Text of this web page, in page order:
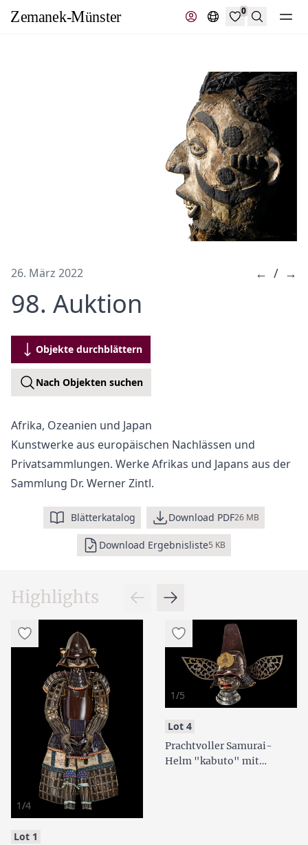
0
Suche
26. März 2022 ← / →
98. Auktion
Objekte durchblättern
Nach Objekten suchen
Afrika, Ozeanien und Japan
Kunstwerke aus europäischen Nachlässen und
Privatsammlungen. Werke Afrikas und Japans aus der
Sammlung Dr. Werner Zintl.
Blätterkatalog Download PDF26 MB
Download Ergebnisliste5 KB
Highlights
1/4
Lot 1
1/5
Lot 4:
Prachtvoller Samurai-
Helm "kabuto" mit